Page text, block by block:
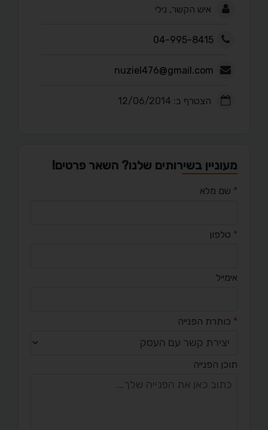
איש הקשר, נילי
04-995-8415
nuziel476@gmail.com
הצטרף ב: 12/06/2014
מעוניין בשירותים שלנו? השאר פרטים!
* שם מלא
* טלפון
אימייל
* כותרת הפנייה
תוכן הפנייה